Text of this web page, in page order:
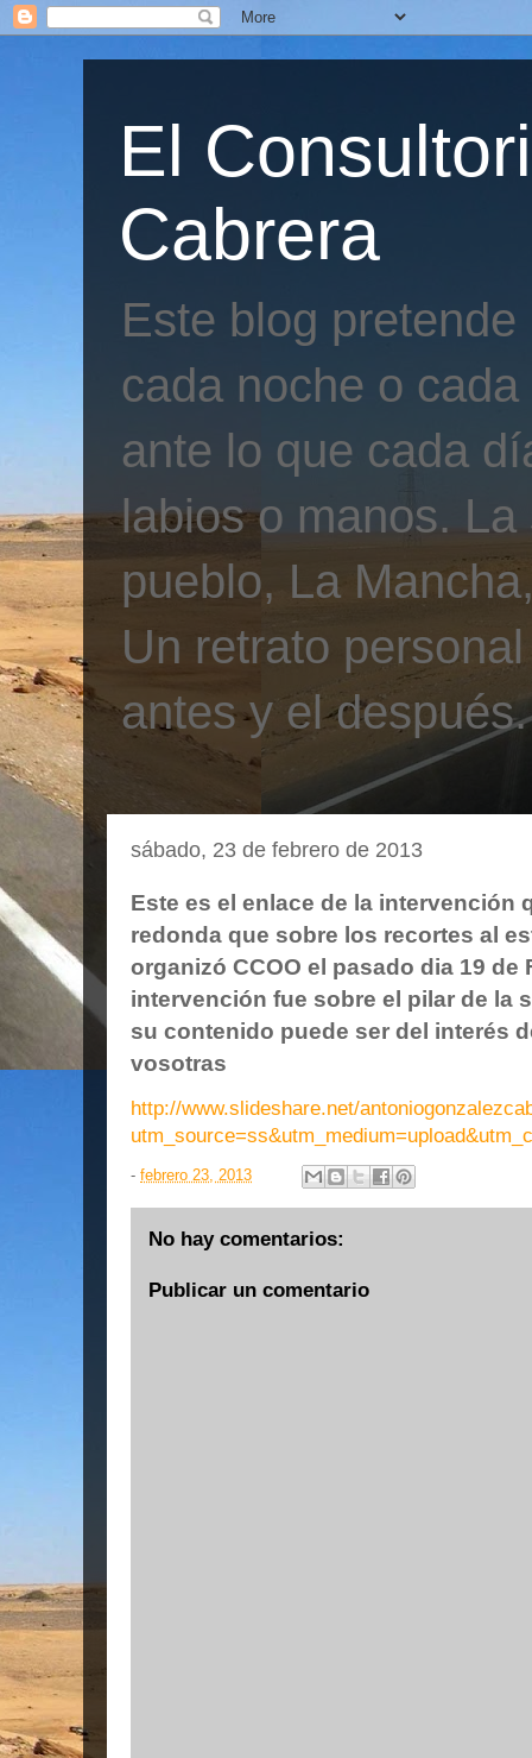
El
Cabrera
Este blog
cada noche o
ante lo que cada
labios o manos.
pueblo, La
Un retrato
antes y el después.
sábado, 23 de febrero de 2013
Este es el enlace de la intervención
redonda que sobre los recortes al
organizó CCOO el pasado dia 19 de
intervención fue sobre el pilar de la
su contenido puede ser del interés
vosotras
http://www.slideshare.net/
- febrero 23, 2013
No hay comentarios:
Publicar un comentario